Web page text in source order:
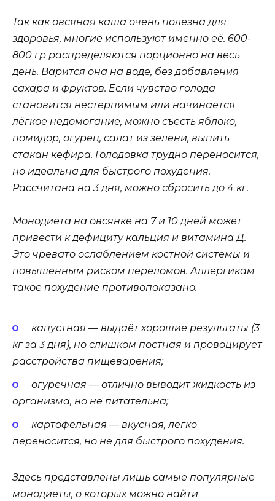
Так как овсяная каша очень полезна для
здоровья, многие используют именно её. 600-
800 гр распределяются порционно на весь
день. Варится она на воде, без добавления
сахара и фруктов. Если чувство голода
становится нестерпимым или начинается
лёгкое недомогание, можно съесть яблоко,
помидор, огурец, салат из зелени, выпить
стакан кефира. Голодовка трудно переносится,
но идеальна для быстрого похудения.
Рассчитана на 3 дня, можно сбросить до 4 кг.
Монодиета на овсянке на 7 и 10 дней может
привести к дефициту кальция и витамина Д.
Это чревато ослаблением костной системы и
повышенным риском переломов. Аллергикам
такое похудение противопоказано.
капустная — выдаёт хорошие результаты (3
кг за 3 дня), но слишком постная и провоцирует
расстройства пищеварения;
огуречная — отлично выводит жидкость из
организма, но не питательна;
картофельная — вкусная, легко
переносится, но не для быстрого похудения.
Здесь представлены лишь самые популярные
монодиеты, о которых можно найти